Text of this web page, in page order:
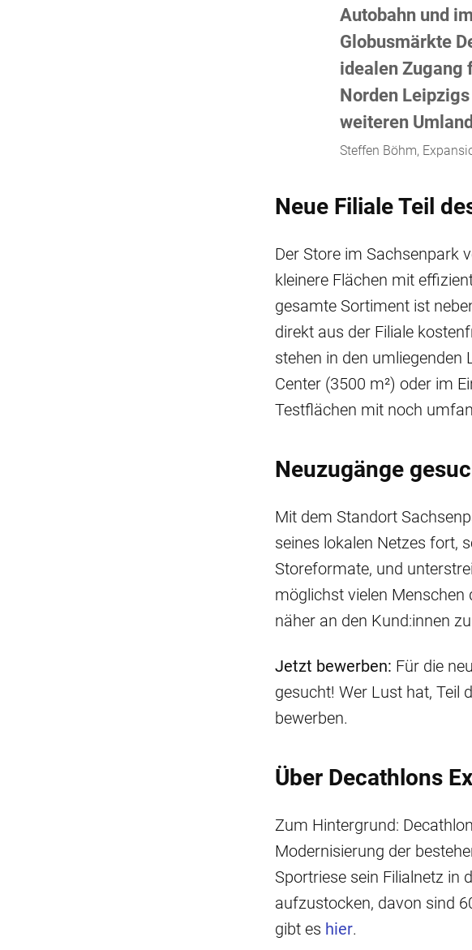
Autobahn und
Globusmärkte
idealen Zugang
Norden
weiteren
Steffen Böhm,
Neue Filiale Teil
Der Store im Sachsenpark
kleinere Flächen mit
gesamte Sortiment ist
direkt aus der Filiale
stehen in den umliegenden
Center (3500 m²) oder im
Testflächen mit noch
Neuzugänge
Mit dem Standort
seines lokalen Netzes fort,
Storeformate, und
möglichst vielen
näher an den Kund:innen
Jetzt bewerben: Für die
gesucht! Wer Lust hat, Teil
bewerben.
Über Decathlons
Zum Hintergrund:
Modernisierung der
Sportriese sein Filialnetz in
aufzustocken, davon sind
gibt es hier.